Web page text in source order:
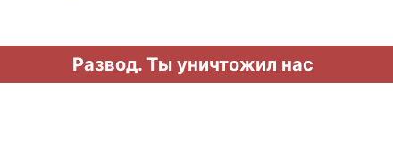
Развод. Ты уничтожил нас